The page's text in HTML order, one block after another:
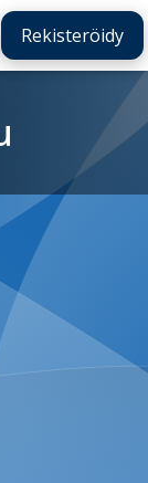
Rekisteröidy